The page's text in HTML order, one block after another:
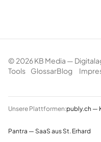
© 2026KB Media —
Tools
GlossarBlog
Unsere Plattformen:publy.ch —
Pantra — SaaS aus St. Erhard